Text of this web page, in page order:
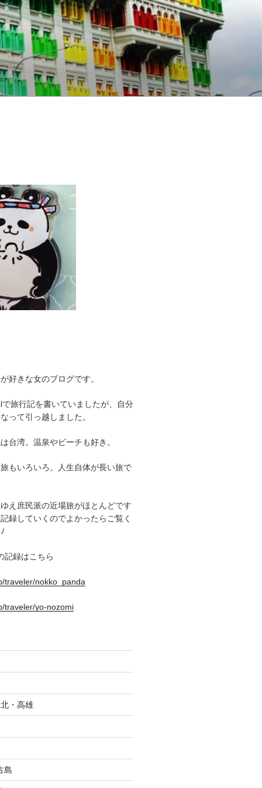
好きな女のブログです。
旅行記を書いていましたが、自分
って引っ越しました。
台湾。温泉やビーチも好き。
もいろいろ。人生自体が長い旅で
え庶民派の近場旅がほとんどです
録していくのでよかったらご覧く
記録はこちら
traveler/nokko_panda
traveler/yo-nozomi
・高雄
島